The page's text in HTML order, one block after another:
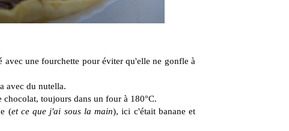
une fourchette pour éviter qu'elle ne gonfle à
avec du nutella.
toujours dans un four à 180°C.
(et ce que j'ai sous la main), ici c'était banane et